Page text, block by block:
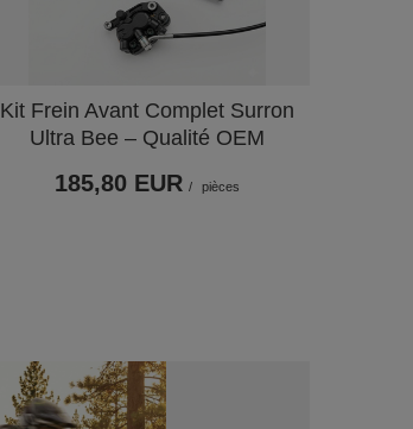
Kit Frein Avant Complet Surron
Ultra Bee – Qualité OEM
185,80 EUR / pièces